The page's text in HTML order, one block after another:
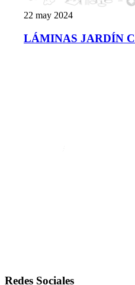
22 may 2024
LÁMINAS JARDÍN
Redes Sociales